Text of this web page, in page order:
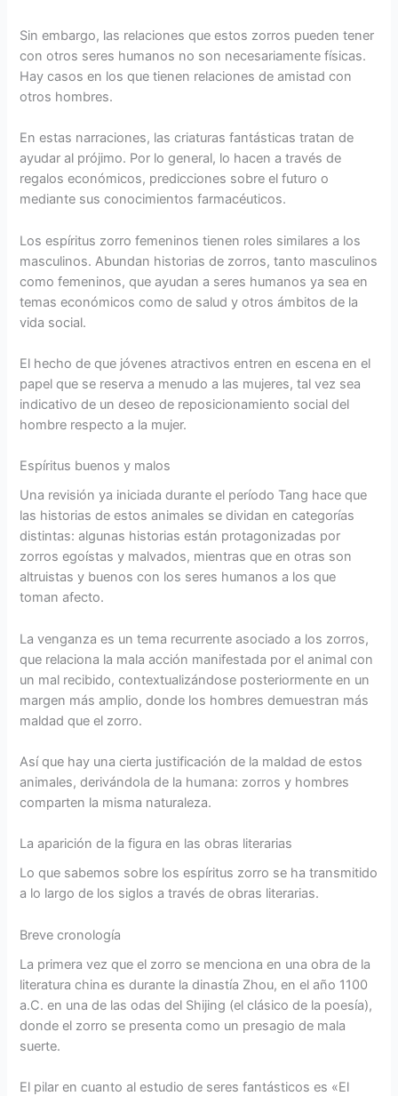
Sin embargo, las relaciones que estos zorros pueden tener
con otros seres humanos no son necesariamente físicas.
Hay casos en los que tienen relaciones de amistad con
otros hombres.
En estas narraciones, las criaturas fantásticas tratan de
ayudar al prójimo. Por lo general, lo hacen a través de
regalos económicos, predicciones sobre el futuro o
mediante sus conocimientos farmacéuticos.
Los espíritus zorro femeninos tienen roles similares a los
masculinos. Abundan historias de zorros, tanto masculinos
como femeninos, que ayudan a seres humanos ya sea en
temas económicos como de salud y otros ámbitos de la
vida social.
El hecho de que jóvenes atractivos entren en escena en el
papel que se reserva a menudo a las mujeres, tal vez sea
indicativo de un deseo de reposicionamiento social del
hombre respecto a la mujer.
Espíritus buenos y malos
Una revisión ya iniciada durante el período Tang hace que
las historias de estos animales se dividan en categorías
distintas: algunas historias están protagonizadas por
zorros egoístas y malvados, mientras que en otras son
altruistas y buenos con los seres humanos a los que
toman afecto.
La venganza es un tema recurrente asociado a los zorros,
que relaciona la mala acción manifestada por el animal con
un mal recibido, contextualizándose posteriormente en un
margen más amplio, donde los hombres demuestran más
maldad que el zorro.
Así que hay una cierta justificación de la maldad de estos
animales, derivándola de la humana: zorros y hombres
comparten la misma naturaleza.
La aparición de la figura en las obras literarias
Lo que sabemos sobre los espíritus zorro se ha transmitido
a lo largo de los siglos a través de obras literarias.
Breve cronología
La primera vez que el zorro se menciona en una obra de la
literatura china es durante la dinastía Zhou, en el año 1100
a.C. en una de las odas del Shijing (el clásico de la poesía),
donde el zorro se presenta como un presagio de mala
suerte.
El pilar en cuanto al estudio de seres fantásticos es «El